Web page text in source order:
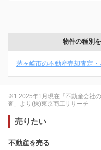
物件の種別
茅ヶ崎市の不動産売却査定・
※1 2025年1月現在「不動産会社
査」より(株)東京商工リサーチ
売りたい
不動産を売る